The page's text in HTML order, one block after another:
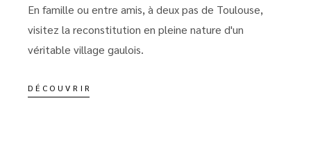
En famille ou entre amis, à deux pas de Toulouse,
visitez la reconstitution en pleine nature d'un
véritable village gaulois.
DÉCOUVRIR